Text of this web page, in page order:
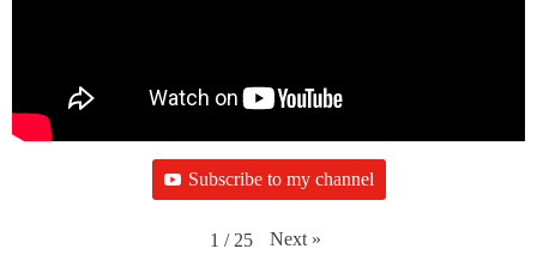
Subscribe to my channel
1 / 25 Next »